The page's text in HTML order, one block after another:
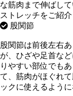
な筋肉まで伸ばし
ストレッチをご紹介
股関節
股関節は前後左右
が、ひざや足首な
りやすい部位でも
て、筋肉がほぐれ
ックに使えるように